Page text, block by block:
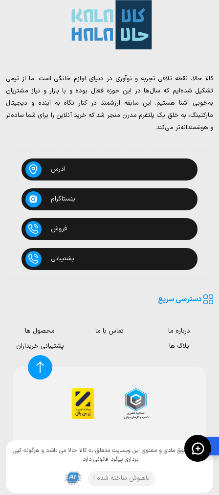
🛍️
کالا حالا، نقطه تلاقی تجربه و نوآوری در دنیای لوازم خانگی است. ما از تیمی
تشکیل شده‌ایم که سال‌ها در این حوزه فعال بوده و با بازار و نیاز مشتریان
به‌خوبی آشنا هستیم. این سابقه ارزشمند در کنار نگاه به آینده و دیجیتال
مارکتینگ، به خلق یک پلتفرم مدرن منجر شد که خرید آنلاین را برای شما ساده‌تر
و هوشمندانه‌تر می‌کند.
آدرس
اینستاگرام
فروش
پشتیبانی
دسترسی سریع
درباره ما تماس با ما
محصول ها
بلاگ ها
پشتیبانی خریداران
تمامی حقوق مادی و معنوی این وبسایت متعلق به کالا حالا می باشد و هرگونه کپی
برداری پیگرد قانونی دارد.
باهـوش ساخته شده !